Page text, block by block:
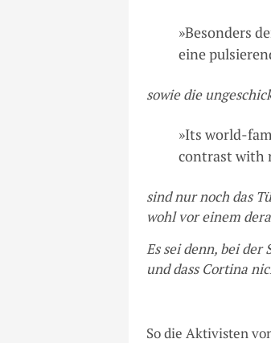
»Besonders
eine
sowie die
»Its world-
contrast with
sind nur noch das
wohl vor einem
Es sei denn, bei
und dass Cortina
So die Aktivisten